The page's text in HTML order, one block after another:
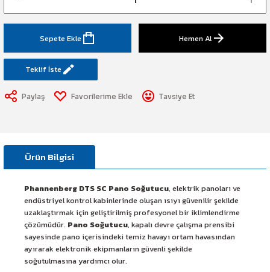
& Barikat ve Toprakaltı
Sepete Ekle Hemen Al
Teklif İste
Tavsiye Et
Paylaş
Ürün Bilgisi
Phannenberg DTS SC Pano Soğutucu, elektrik panoları ve
endüstriyel kontrol kabinlerinde oluşan ısıyı güvenilir şekilde
uzaklaştırmak için geliştirilmiş profesyonel bir iklimlendirme
çözümüdür. Pano Soğutucu, kapalı devre çalışma prensibi
sayesinde pano içerisindeki temiz havayı ortam havasından
ayırarak elektronik ekipmanların güvenli şekilde
soğutulmasına yardımcı olur.